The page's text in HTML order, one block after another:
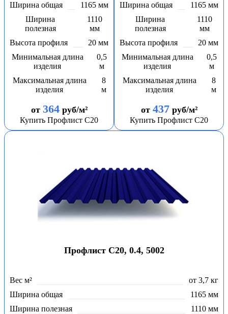
Ширина общая
1165 мм
Ширина
полезная
1110
мм
Высота профиля
20 мм
Минимальная длина
изделия
0,5
м
Максимальная длина
изделия
8
м
от 364руб/м²
Купить Профлист С20
Ширина общая
1165 мм
Ширина
полезная
1110
мм
Высота профиля
20 мм
Минимальная длина
изделия
0,5
м
Максимальная длина
изделия
8
м
от 437руб/м²
Купить Профлист С20
Профлист С20, 0.4, 5002
Вес м²
от 3,7 кг
Ширина общая
1165 мм
Ширина полезная
1110 мм